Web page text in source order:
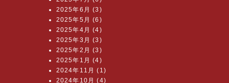
2025年6月 (3)
2025年5月 (6)
2025年4月 (4)
2025年3月 (3)
2025年2月 (3)
2025年1月 (4)
2024年11月 (1)
2024年10月 (4)